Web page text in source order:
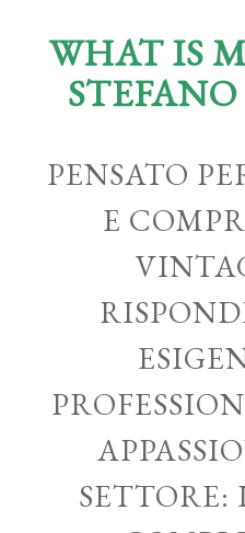
WHAT IS
PENSATO
E
SETTORE: